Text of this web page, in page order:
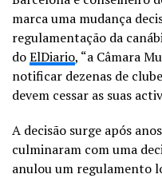
marca uma mudança
regulamentação da
doElDiario, “a Câmara
notificar dezenas de
devem cessar as suas
A decisão surge após
culminaram com uma
anulou um regulamento